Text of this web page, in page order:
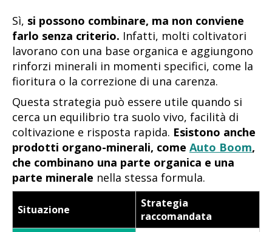
Sì, si possono combinare, ma non conviene
farlo senza criterio. Infatti, molti coltivatori
lavorano con una base organica e aggiungono
rinforzi minerali in momenti specifici, come la
fioritura o la correzione di una carenza.
Questa strategia può essere utile quando si
cerca un equilibrio tra suolo vivo, facilità di
coltivazione e risposta rapida. Esistono anche
prodotti organo-minerali, come Auto Boom,
che combinano una parte organica e una
parte minerale nella stessa formula.
Situazione
Strategia
raccomandata